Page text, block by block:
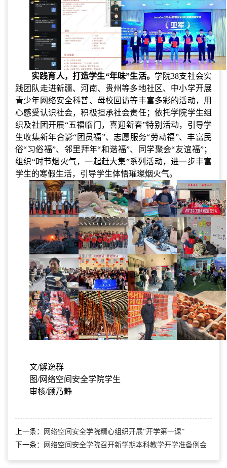
实践育人，打造学生“年味”生活。 学院38支社会实
践团队走进新疆、河南、贵州等多地社区、中小学开展
青少年网络安全科普、母校回访等丰富多彩的活动，用
心感受认识社会，积极担承社会责任； 依托学院学生组
织及社团开展“五福临门，喜迎新春”特别活动，引导学
生收集新年合影“团员福”、志愿服务“劳动福”、丰富民
俗“习俗福”、邻里拜年“和谐福”、同学聚会“友谊福”；
组织“时节烟火气，一起赶大集”系列活动，进一步丰富
学生的寒假生活，引导学生体悟璀璨烟火气。
文/解逸群
图/网络空间安全学院学生
审核/顾乃静
上一条：
网络空间安全学院精心组织开展“开学第一课”
下一条：
网络空间安全学院召开新学期本科教学开学准备例会